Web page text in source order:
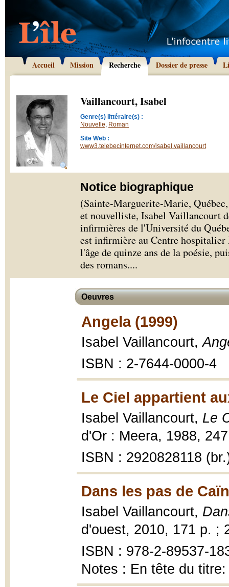
Accueil Mission Recherche Dossier de presse
Vaillancourt, Isabel
Genre(s) littéraire(s) :
Nouvelle, Roman
Site Web :
www3.telebecinternet.com/isabel.vaillancourt
Notice biographique
(Sainte-Marguerite-Marie,
et nouvelliste, Isabel Vaillancourt
infirmières de l'Université du
est infirmière au Centre
l'âge de quinze ans de la poésie,
des romans....
Oeuvres
Angela (1999)
Isabel Vaillancourt,
ISBN : 2-7644-0000-4
Le Ciel appartient
Isabel Vaillancourt, Le
d'Or : Meera, 1988,
ISBN : 2920828118
Dans les pas de
Isabel Vaillancourt,
d'ouest, 2010, 171 p. ;
ISBN : 978-2-89537-
Notes : En tête du